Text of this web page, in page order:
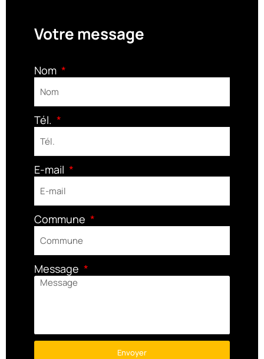
Votre message
Nom
Tél.
E-mail
Commune
Message
Envoyer